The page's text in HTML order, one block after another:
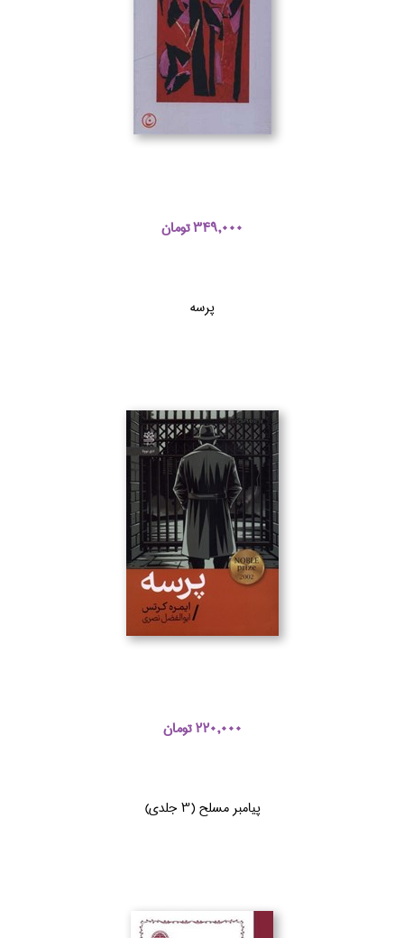
349,000 تومان
پرسه
220,000 تومان
پيامبر مسلح (3 جلدي)